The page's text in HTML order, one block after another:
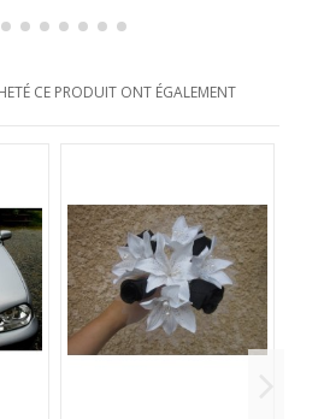
CE PRODUIT ONT ÉGALEMENT